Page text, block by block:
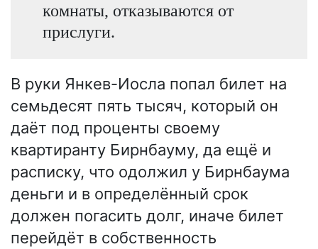
комнаты, отказываются от
прислуги.
В руки Янкев-Иосла попал билет на
семьдесят пять тысяч, который он
даёт под проценты своему
квартиранту Бирнбауму, да ещё и
расписку, что одолжил у Бирнбаума
деньги и в определённый срок
должен погасить долг, иначе билет
перейдёт в собственность